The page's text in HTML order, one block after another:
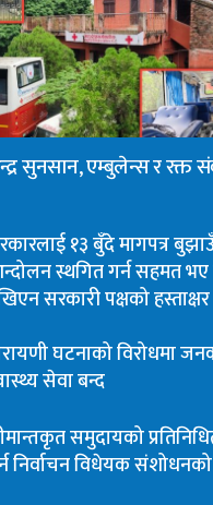
सुनसान, एम्बुलेन्स र
१३ बुँदे मागपत्र
स्थगित गर्न सहमत भए
सरकारी पक्षको हस्ताक्षर
घटनाको विरोधमा
सेवा बन्द
समुदायको
निर्वाचन विधेयक